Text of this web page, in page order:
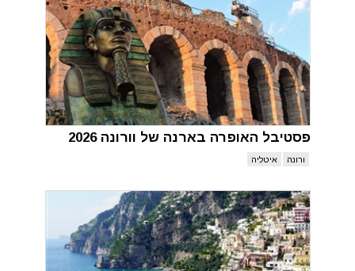
פסטיבל האופרה בארנה של וורונה 2026
ורונה איטליה